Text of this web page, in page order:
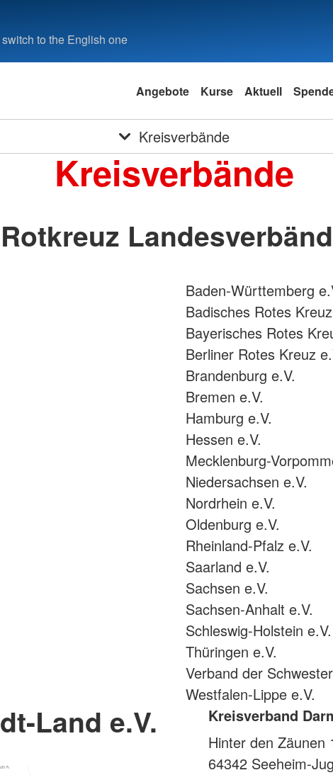
to the English one
Angebote Kurse Aktuell
Kreisverbände
Kreisverbände
Rotkreuz
Baden-Württemberg
Badisches Rotes
Bayerisches Rotes
Berliner Rotes Kreuz
Brandenburg e.V.
Bremen e.V.
Hamburg e.V.
Hessen e.V.
Mecklenburg-
Niedersachsen e.V.
Nordrhein e.V.
Oldenburg e.V.
Rheinland-Pfalz e.V.
Saarland e.V.
Sachsen e.V.
Sachsen-Anhalt e.V.
Schleswig-Holstein e.V.
Thüringen e.V.
Verband der
Westfalen-Lippe e.V.
Land e.V.
Kreisverband
Hinter den Zäunen
64342 Seeheim-